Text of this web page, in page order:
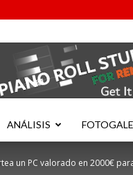
ANÁLISIS
un PC valorado en 2000€